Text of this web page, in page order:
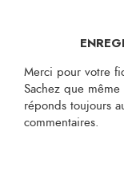
Merci pour votre
Sachez que
réponds toujours
commentaires.